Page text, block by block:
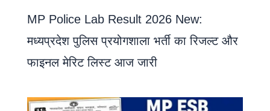
MP Police Lab Result 2026 New:
मध्यप्रदेश पुलिस प्रयोगशाला भर्ती का रिजल्ट और
फाइनल मेरिट लिस्ट आज जारी